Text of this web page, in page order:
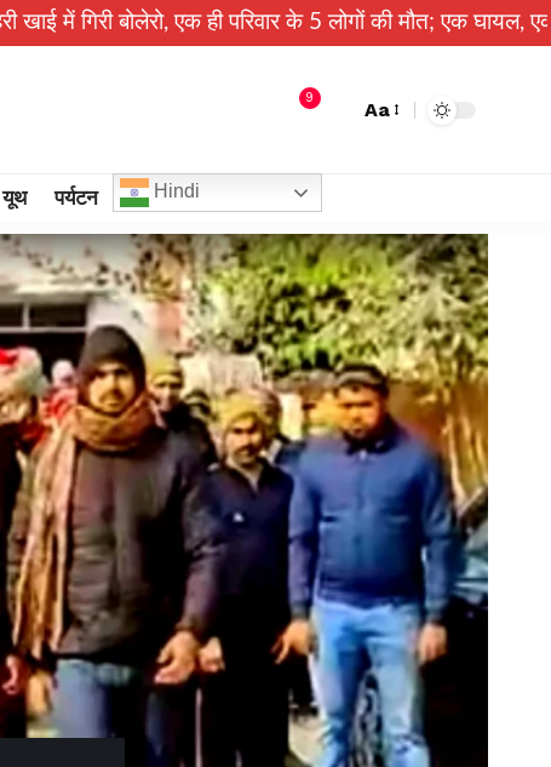
एक ही परिवार के 5 लोगों की मौत; एक घायल, एक की तलाश जारी
9
Aa
यूथ पर्यटन Hindi